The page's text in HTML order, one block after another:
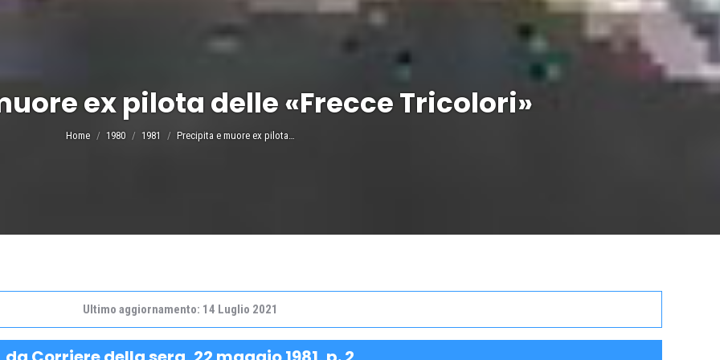
ex pilota delle «Frecce Tricolori»
Tu sei qui:
Home 1980 1981 Precipita e muore ex pilota…
Ultimo aggiornamento: 14 Luglio 2021